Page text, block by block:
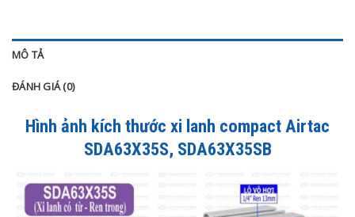
MÔ TẢ
ĐÁNH GIÁ (0)
Hình ảnh kích thước xi lanh compact Airtac
SDA63X35S, SDA63X35SB